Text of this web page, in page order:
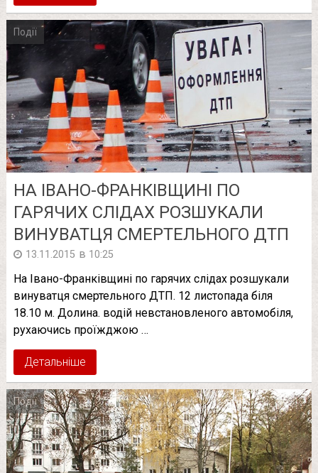
Події
НА ІВАНО-ФРАНКІВЩИНІ ПО
ГАРЯЧИХ СЛІДАХ РОЗШУКАЛИ
ВИНУВАТЦЯ СМЕРТЕЛЬНОГО ДТП
13.11.2015 в 10:25
На Івано-Франківщині по гарячих слідах розшукали
винуватця смертельного ДТП. 12 листопада біля
18.10 м. Долина. водій невстановленого автомобіля,
рухаючись проїжджою …
Детальніше
Події